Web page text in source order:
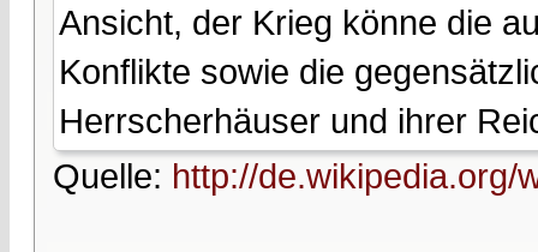
Ansicht, der Krieg könne die
Konflikte sowie die
Herrscherhäuser und ihrer
Quelle: http://de.wikipedia.org/